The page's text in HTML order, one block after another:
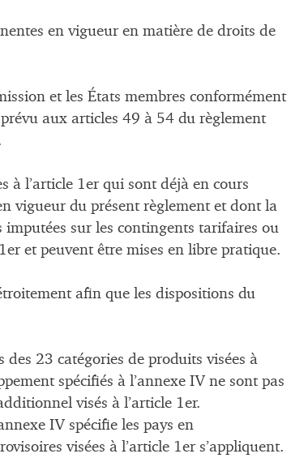
en vigueur en matière de droits de
et les États membres conformément
aux articles 49 à 54 du règlement
à l’article 1er qui sont déjà en cours
vigueur du présent règlement et dont la
imputées sur les contingents tarifaires ou
et peuvent être mises en libre pratique.
afin que les dispositions du
23 catégories de produits visées à
spécifiés à l’annexe IV ne sont pas
visés à l’article 1er.
IV spécifie les pays en
visées à l’article 1er s’appliquent.